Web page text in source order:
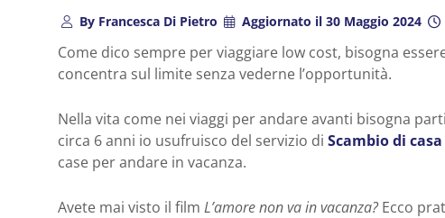
ByFrancesca Di Pietro Aggiornato il 30 Maggio 2024
Come dico sempre per viaggiare low cost, bisogna
concentra sul limite senza vederne l’opportunità.
Nella vita come nei viaggi per andare avanti bisogna
circa 6 anni io usufruisco del servizio di Scambio di casa
case per andare in vacanza.
Avete mai visto il film L’amore non va in vacanza?Ecco